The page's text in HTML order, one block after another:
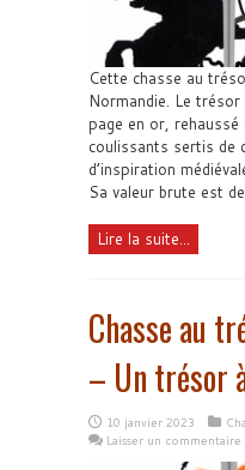
Cette chasse au
Normandie. Le
page en or,
coulissants sertis de
d’inspiration
Sa valeur brute est
Lire la suite...
Chasse au
– Un trésor
10 janvier 2023
Laisser un commentaire